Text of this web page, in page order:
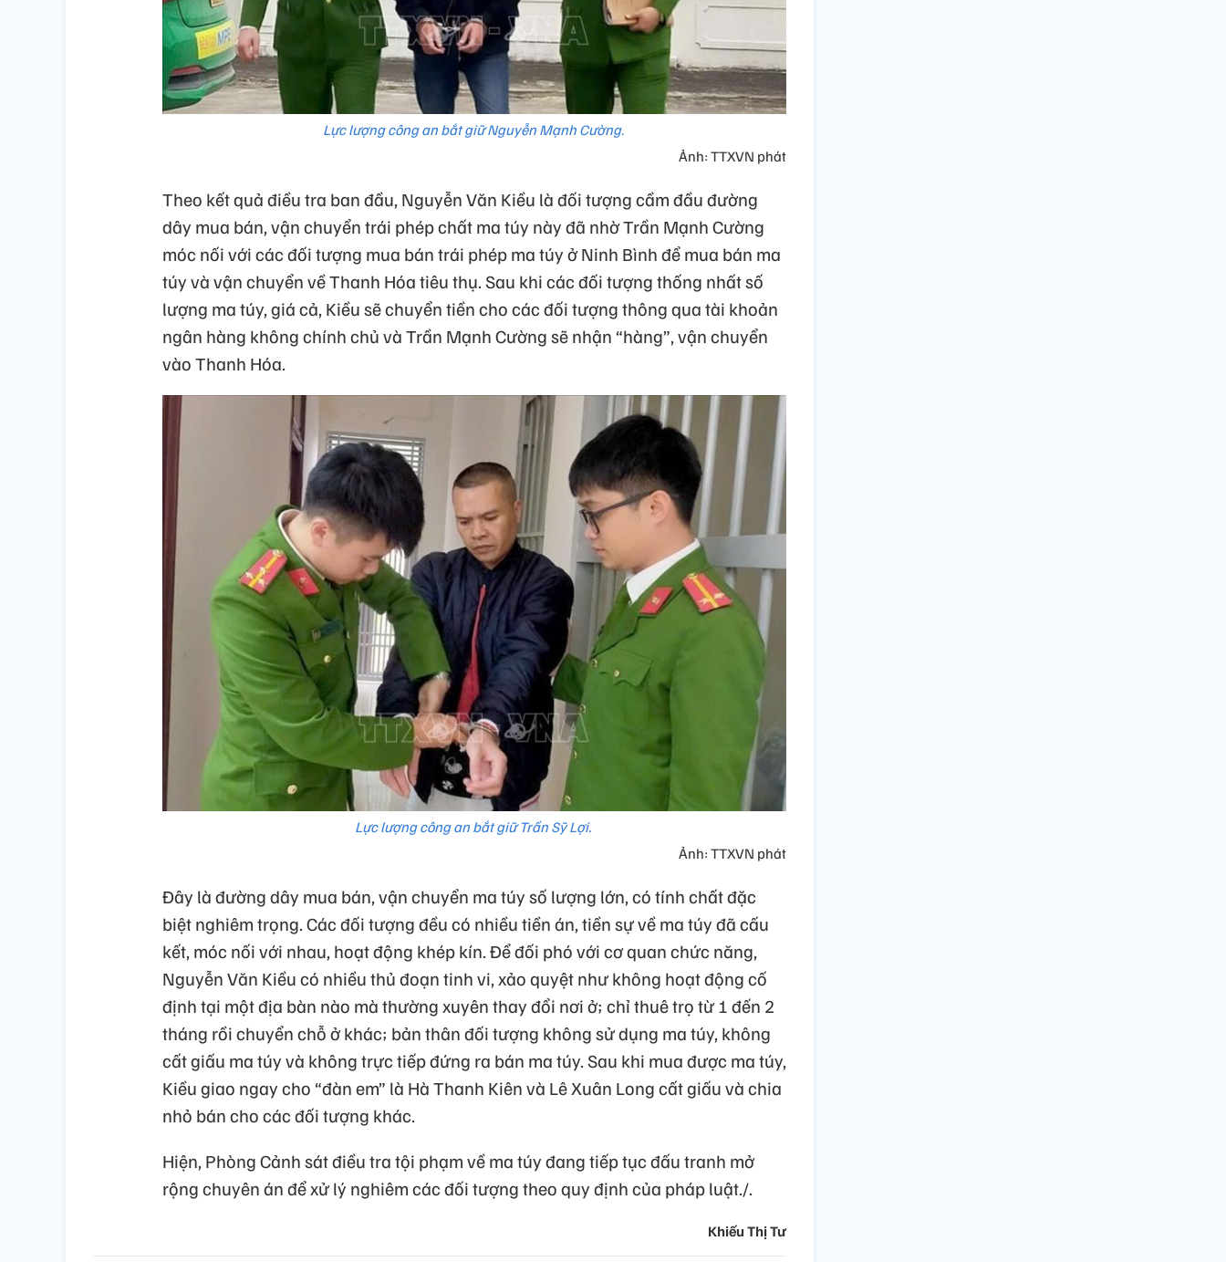
Lực lượng công an bắt giữ Nguyễn Mạnh Cường.
Ảnh: TTXVN phát
Theo kết quả điều tra ban đầu, Nguyễn Văn Kiều là đối tượng cầm đầu đường
dây mua bán, vận chuyển trái phép chất ma túy này đã nhờ Trần Mạnh Cường
móc nối với các đối tượng mua bán trái phép ma túy ở Ninh Bình để mua bán ma
túy và vận chuyển về Thanh Hóa tiêu thụ. Sau khi các đối tượng thống nhất số
lượng ma túy, giá cả, Kiều sẽ chuyển tiền cho các đối tượng thông qua tài khoản
ngân hàng không chính chủ và Trần Mạnh Cường sẽ nhận “hàng”, vận chuyển
vào Thanh Hóa.
Lực lượng công an bắt giữ Trần Sỹ Lợi.
Ảnh: TTXVN phát
Đây là đường dây mua bán, vận chuyển ma túy số lượng lớn, có tính chất đặc
biệt nghiêm trọng. Các đối tượng đều có nhiều tiền án, tiền sự về ma túy đã cấu
kết, móc nối với nhau, hoạt động khép kín. Để đối phó với cơ quan chức năng,
Nguyễn Văn Kiều có nhiều thủ đoạn tinh vi, xảo quyệt như không hoạt động cố
định tại một địa bàn nào mà thường xuyên thay đổi nơi ở; chỉ thuê trọ từ 1 đến 2
tháng rồi chuyển chỗ ở khác; bản thân đối tượng không sử dụng ma túy, không
cất giấu ma túy và không trực tiếp đứng ra bán ma túy. Sau khi mua được ma túy,
Kiều giao ngay cho “đàn em” là Hà Thanh Kiên và Lê Xuân Long cất giấu và chia
nhỏ bán cho các đối tượng khác.
Hiện, Phòng Cảnh sát điều tra tội phạm về ma túy đang tiếp tục đấu tranh mở
rộng chuyên án để xử lý nghiêm các đối tượng theo quy định của pháp luật./.
Khiếu Thị Tư